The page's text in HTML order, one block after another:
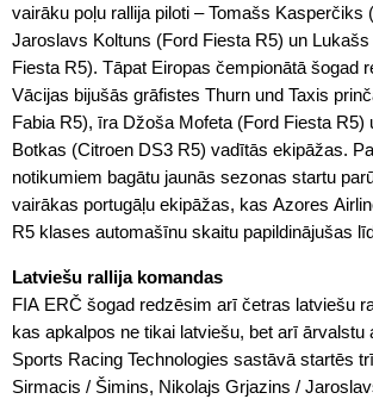
vairāku poļu rallija piloti – Tomašs Kasperčiks
Jaroslavs Koltuns (Ford Fiesta R5) un
Fiesta R5). Tāpat Eiropas čempionātā šogad
Vācijas bijušās grāfistes Thurn und Taxis
Fabia R5), īra Džoša Mofeta (Ford Fiesta R5)
Botkas (Citroen DS3 R5) vadītās ekipāžas.
notikumiem bagātu jaunās sezonas startu
vairākas portugāļu ekipāžas, kas Azores
R5 klases automašīnu skaitu papildinājušas
Latviešu rallija komandas
FIA ERČ šogad redzēsim arī četras latviešu
kas apkalpos ne tikai latviešu, bet arī ārvalstu
Sports Racing Technologies sastāvā startēs
Sirmacis / Šimins, Nikolajs Grjazins /